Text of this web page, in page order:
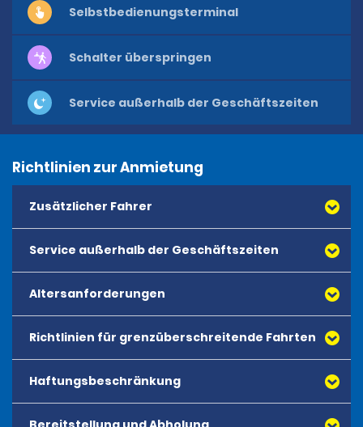
Selbstbedienungsterminal
Schalter überspringen
Service außerhalb der Geschäftszeiten
Richtlinien zur Anmietung
Zusätzlicher Fahrer
Service außerhalb der Geschäftszeiten
Altersanforderungen
Das Mindestalter für die Anmietung aller Fahrzeuge
beträgt 21 Jahre. Es gibt kein Höchstalter für
Anmietungen. Für junge Fahrer wird keine zusätzliche
Gebühr erhoben.
Richtlinien für grenzüberschreitende Fahrten
Haftungsbeschränkung